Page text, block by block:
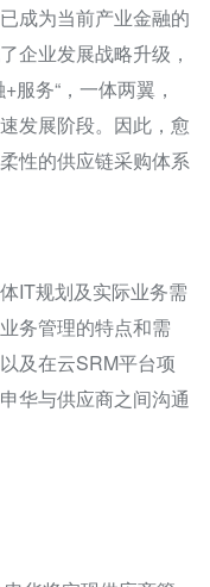
成为当前产业金融的
企业发展战略升级，
服务“，一体两翼，
发展阶段。因此，愈
性的供应链采购体系
IT规划及实际业务需
务管理的特点和需
及在云SRM平台项
华与供应商之间沟通